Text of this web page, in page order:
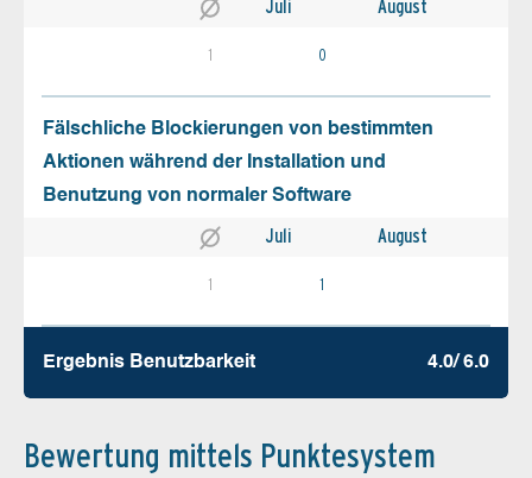
Juli August
1 0
Fälschliche Blockierungen von bestimmten
Aktionen während der Installation und
Benutzung von normaler Software
Juli August
1 1
Ergebnis Benutz­barkeit 4.0/ 6.0
Bewertung mittels Punktesystem